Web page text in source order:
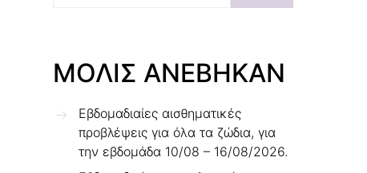
ΜΟΛΙΣ ΑΝΕΒΗΚΑΝ
Εβδομαδιαίες αισθηματικές
προβλέψεις για όλα τα ζώδια, για
την εβδομάδα 10/08 – 16/08/2026.